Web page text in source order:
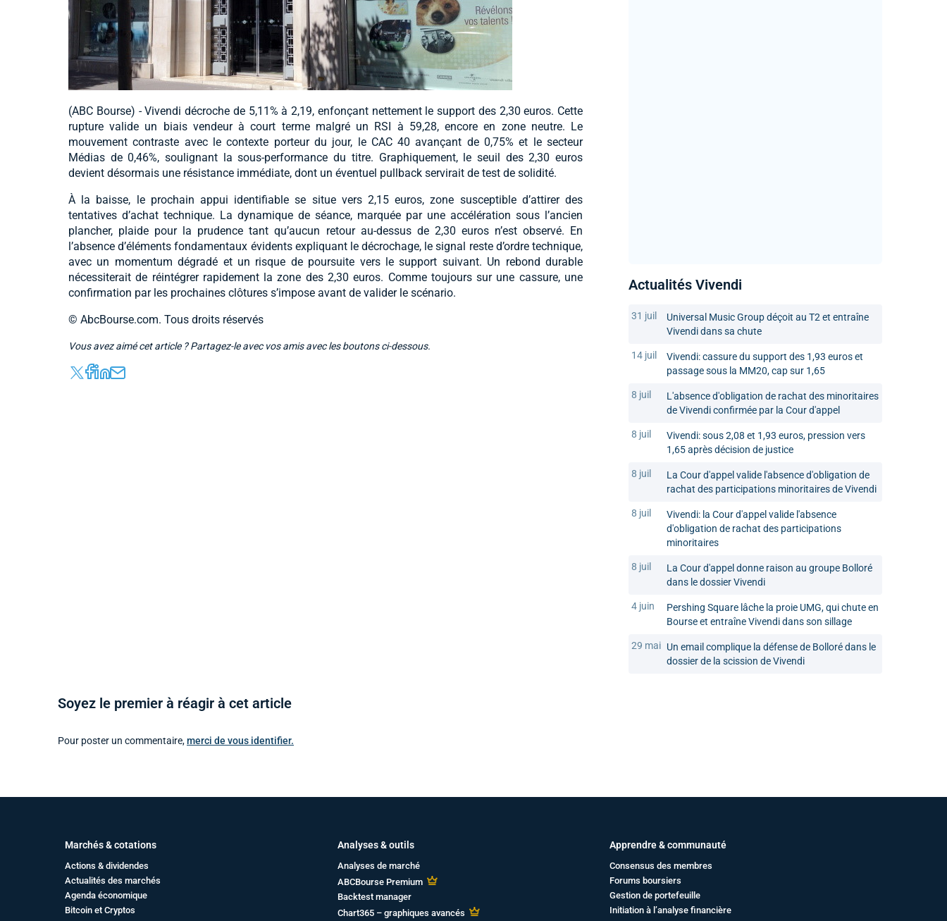
(ABC Bourse) - Vivendi décroche de 5,11% à 2,19, enfonçant nettement le support des 2,30 euros. Cette
rupture valide un biais vendeur à court terme malgré un RSI à 59,28, encore en zone neutre. Le
mouvement contraste avec le contexte porteur du jour, le CAC 40 avançant de 0,75% et le secteur
Médias de 0,46%, soulignant la sous-performance du titre. Graphiquement, le seuil des 2,30 euros
devient désormais une résistance immédiate, dont un éventuel pullback servirait de test de solidité.
À la baisse, le prochain appui identifiable se situe vers 2,15 euros, zone susceptible d’attirer des
tentatives d’achat technique. La dynamique de séance, marquée par une accélération sous l’ancien
plancher, plaide pour la prudence tant qu’aucun retour au-dessus de 2,30 euros n’est observé. En
l’absence d’éléments fondamentaux évidents expliquant le décrochage, le signal reste d’ordre technique,
avec un momentum dégradé et un risque de poursuite vers le support suivant. Un rebond durable
nécessiterait de réintégrer rapidement la zone des 2,30 euros. Comme toujours sur une cassure, une
confirmation par les prochaines clôtures s’impose avant de valider le scénario.
© AbcBourse.com. Tous droits réservés
Vous avez aimé cet article ? Partagez-le avec vos amis avec les boutons ci-dessous.
Actualités Vivendi
31 juil
Universal Music Group déçoit au T2 et entraîne
Vivendi dans sa chute
14 juil
Vivendi: cassure du support des 1,93 euros et
passage sous la MM20, cap sur 1,65
8 juil
L'absence d'obligation de rachat des minoritaires
de Vivendi confirmée par la Cour d'appel
8 juil
Vivendi: sous 2,08 et 1,93 euros, pression vers
1,65 après décision de justice
8 juil
La Cour d'appel valide l'absence d'obligation de
rachat des participations minoritaires de Vivendi
8 juil
Vivendi: la Cour d'appel valide l'absence
d'obligation de rachat des participations
minoritaires
8 juil
La Cour d'appel donne raison au groupe Bolloré
dans le dossier Vivendi
4 juin
Pershing Square lâche la proie UMG, qui chute en
Bourse et entraîne Vivendi dans son sillage
29 mai Un email complique la défense de Bolloré dans le
dossier de la scission de Vivendi
Soyez le premier à réagir à cet article
Pour poster un commentaire,merci de vous identifier.
Marchés & cotations
Actions & dividendes
Actualités des marchés
Agenda économique
Bitcoin et Cryptos
Analyses & outils
Analyses de marché
ABCBourse Premium
Backtest manager
Chart365 – graphiques avancés
Apprendre & communauté
Consensus des membres
Forums boursiers
Gestion de portefeuille
Initiation à l’analyse financière